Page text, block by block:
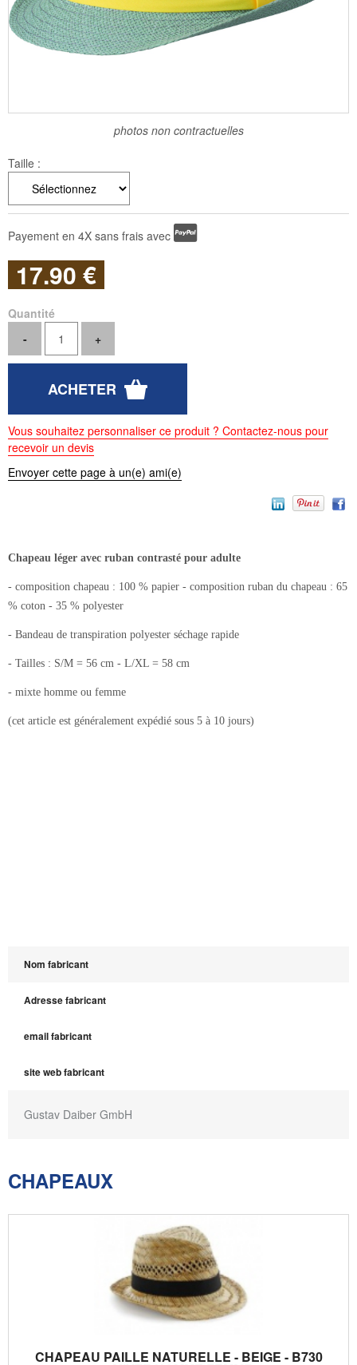
photos non contractuelles
Taille :
Payement en 4X sans frais avec
17.90 €
Quantité
Vous souhaitez personnaliser ce produit ? Contactez-nous pour
recevoir un devis
Envoyer cette page à un(e) ami(e)
Chapeau léger avec ruban contrasté pour adulte
- composition chapeau : 100 % papier - composition ruban du chapeau : 65
% coton - 35 % polyester
- Bandeau de transpiration polyester séchage rapide
- Tailles : S/M = 56 cm - L/XL = 58 cm
- mixte homme ou femme
(cet article est généralement expédié sous 5 à 10 jours)
Nom fabricant
Adresse fabricant
email fabricant
site web fabricant
Gustav Daiber GmbH
CHAPEAUX
CHAPEAU PAILLE NATURELLE - BEIGE - B730